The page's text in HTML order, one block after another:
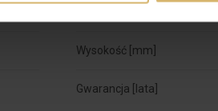
Wysokość [mm]
Gwarancja [lata]